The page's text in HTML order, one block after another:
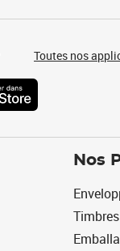
Toutes nos
Nos
Timbres